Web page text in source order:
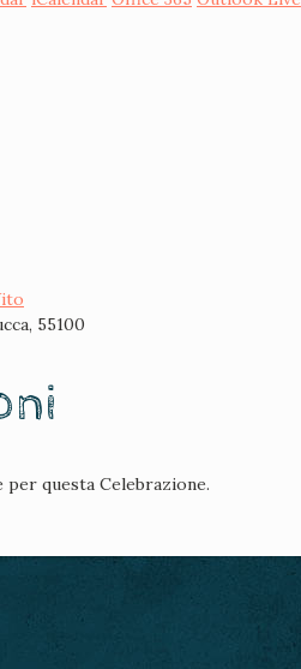
55100
questa Celebrazione.